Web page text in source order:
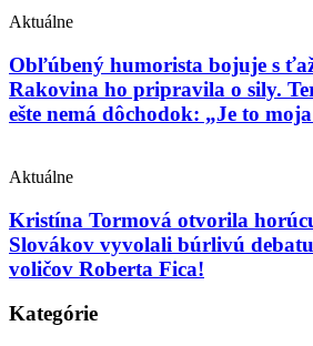
Aktuálne
Obľúbený humorista bojuje s
Rakovina ho pripravila o sily.
ešte nemá dôchodok: „Je to
Aktuálne
Kristína Tormová otvorila
Slovákov vyvolali búrlivú
voličov Roberta Fica!
Kategórie